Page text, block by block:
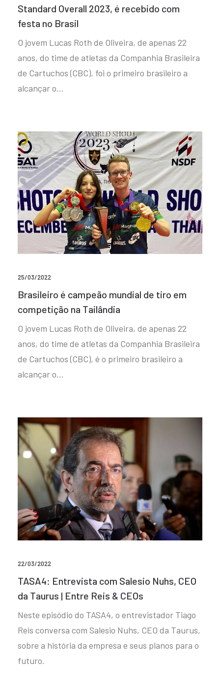
Standard Overall 2023, é recebido com
festa no Brasil
O jovem Lucas Roth de Oliveira, de apenas 22
anos, do time de atletas da Companhia Brasileira
de Cartuchos (CBC), foi o primeiro brasileiro a
alcançar o…
25/03/2022
Brasileiro é campeão mundial de tiro em
competição na Tailândia
O jovem Lucas Roth de Oliveira, de apenas 22
anos, do time de atletas da Companhia Brasileira
de Cartuchos (CBC), é o primeiro brasileiro a
alcançar o…
22/03/2022
TASA4: Entrevista com Salesio Nuhs, CEO
da Taurus | Entre Reis & CEOs
Neste episódio do TASA4, o entrevistador Tiago
Reis conversa com Salesio Nuhs, CEO da Taurus,
sobre a história da empresa e seus planos para o
futuro.